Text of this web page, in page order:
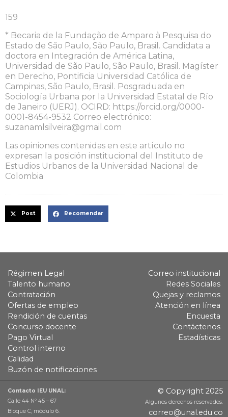
159
* Becaria de la Fundação de Amparo à Pesquisa do
Estado de São Paulo, São Paulo, Brasil. Candidata a
doctora en Integración de América Latina,
Universidad de São Paulo, São Paulo, Brasil. Magíster
en Derecho, Pontificia Universidad Católica de
Campinas, São Paulo, Brasil. Posgraduada en
Sociología Urbana por la Universidad Estatal de Río
de Janeiro (UERJ). OCIRD: https://orcid.org/0000-
0001-8454-9532 Correo electrónico:
suzanamlsilveira@gmail.com
Las opiniones contenidas en este artículo no
expresan la posición institucional del Instituto de
Estudios Urbanos de la Universidad Nacional de
Colombia
Post Recomendar
Régimen Legal
Talento humano
Contratación
Ofertas de empleo
Rendición de cuentas
Concurso docente
Pago Virtual
Control interno
Calidad
Buzón de notificaciones
Correo institucional
Redes Sociales
Quejas y reclamos
Atención en línea
Encuesta
Contáctenos
Estadísticas
Contacto IEU UNAL:
Calle 44 Nº 45 – 67
Bloque C, módulo 6.
© Copyright 2025
Algunos derechos reservados.
correo@unal.edu.co